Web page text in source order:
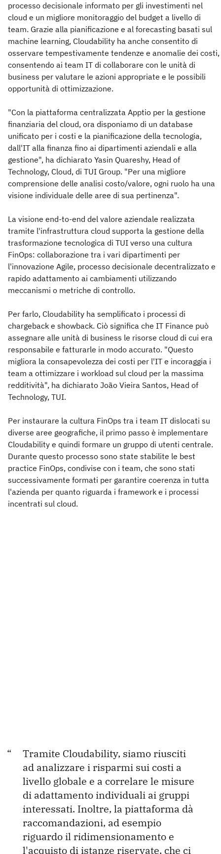
processo decisionale informato per gli investimenti nel
cloud e un migliore monitoraggio del budget a livello di
team. Grazie alla pianificazione e al forecasting basati sul
machine learning, Cloudability ha anche consentito di
osservare tempestivamente tendenze e anomalie dei costi,
consentendo ai team IT di collaborare con le unità di
business per valutare le azioni appropriate e le possibili
opportunità di ottimizzazione.
"Con la piattaforma centralizzata Apptio per la gestione
finanziaria del cloud, ora disponiamo di un database
unificato per i costi e la pianificazione della tecnologia,
dall'IT alla finanza fino ai dipartimenti aziendali e alla
gestione", ha dichiarato Yasin Quareshy, Head of
Technology, Cloud, di TUI Group. "Per una migliore
comprensione delle analisi costo/valore, ogni ruolo ha una
visione individuale delle aree di sua pertinenza".
La visione end-to-end del valore aziendale realizzata
tramite l'infrastruttura cloud supporta la gestione della
trasformazione tecnologica di TUI verso una cultura
FinOps: collaborazione tra i vari dipartimenti per
l'innovazione Agile, processo decisionale decentralizzato e
rapido adattamento ai cambiamenti utilizzando
meccanismi o metriche di controllo.
Per farlo, Cloudability ha semplificato i processi di
chargeback e showback. Ciò significa che IT Finance può
assegnare alle unità di business le risorse cloud di cui era
responsabile e fatturarle in modo accurato. "Questo
migliora la consapevolezza dei costi per l'IT e incoraggia i
team a ottimizzare i workload sul cloud per la massima
redditività", ha dichiarato João Vieira Santos, Head of
Technology, TUI.
Per instaurare la cultura FinOps tra i team IT dislocati su
diverse aree geografiche, il primo passo è implementare
Cloudability e quindi formare un gruppo di utenti centrale.
Durante questo processo sono state stabilite le best
practice FinOps, condivise con i team, che sono stati
successivamente formati per garantire coerenza in tutta
l'azienda per quanto riguarda i framework e i processi
incentrati sul cloud.
Tramite Cloudability, siamo riusciti
ad analizzare i risparmi sui costi a
livello globale e a correlare le misure
di adattamento individuali ai gruppi
interessati. Inoltre, la piattaforma dà
raccomandazioni, ad esempio
riguardo il ridimensionamento e
l'acquisto di istanze riservate, che ci